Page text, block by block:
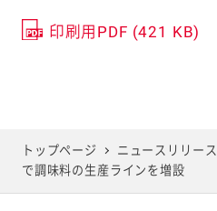
印刷用PDF (421 KB)
トップページ ニュースリリース
で調味料の生産ラインを増設